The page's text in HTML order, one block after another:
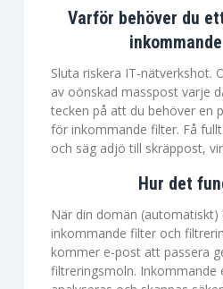
Varför behöver du
Sluta riskera IT-nätverkshot.
av oönskad masspost varje
tecken på att du behöver en
för inkommande filter. Få
och säg adjö till skräppost,
Hur det
När din domän (automatiskt)
inkommande filter och
kommer e-post att passera
filtreringsmoln. Inkommande